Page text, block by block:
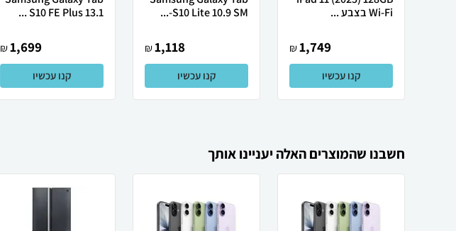
Wi-Fi בצבע ...
1,749
₪
קנו עכשיו
S10 Lite 10.9 SM-...
1,118
₪
קנו עכשיו
S10 FE Plus 13.1 ...
1,699
₪
קנו עכשיו
חשבנו שהמוצרים האלה יעניינו אותך